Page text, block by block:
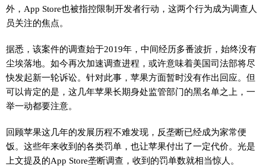
外，App Store也被指控限制开发者行动，这两个行为成为调查人
员关注的焦点。
据悉，该案件的调查始于2019年，中间经历多番波折，始终没有
尘埃落地。如今再次加速调查进程，或许意味着美国司法部将尽
快发起新一轮诉讼。针对此事，苹果方面暂时没有作出回应。但
可以肯定的是，这几年苹果长期身处监管部门的黑名单之上，一
举一动都要注意。
回顾苹果这几年的发展历程不难发现，反垄断已经成为家常便
饭。这些年来收到的各类罚单，也让苹果付出了一定代价。光是
上文提及的App Store垄断调查，收到的罚单数就相当惊人。